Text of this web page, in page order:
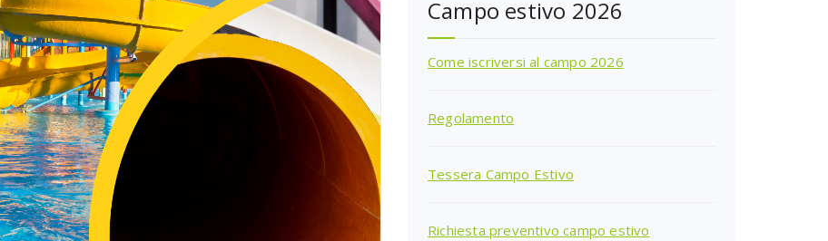
Campo estivo 2026
Come iscriversi al campo 2026
Regolamento
Tessera Campo Estivo
Richiesta preventivo campo estivo